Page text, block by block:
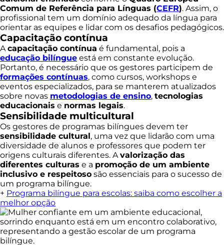
Comum de Referência para Línguas (CEFR). Assim, o
profissional tem um domínio adequado da língua para
orientar as equipes e lidar com os desafios pedagógicos.
Capacitação contínua
Acapacitação contínua é fundamental, pois a
educação bilíngue está em constante evolução.
Portanto, é necessário que os gestores participem de
formações contínuas, como cursos, workshops e
eventos especializados, para se manterem atualizados
sobre novas metodologias de ensino, tecnologias
educacionais e normas legais.
Sensibilidade multicultural
Os gestores de programas bilíngues devem ter
sensibilidade cultural, uma vez que lidarão com uma
diversidade de alunos e professores que podem ter
origens culturais diferentes. Avalorização das
diferentes culturas e a promoção de um ambiente
inclusivo e respeitoso são essenciais para o sucesso de
um programa bilíngue.
+ Programa bilíngue para escolas: saiba como escolher a
melhor opção